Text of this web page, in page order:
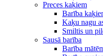
Preces kaķiem
Barība
Kaķu nagu
Smiltis un
Sausā barība
Barība